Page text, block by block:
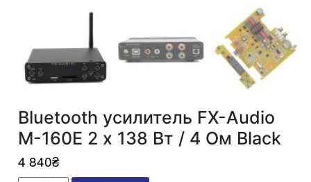
Bluetooth усилитель FX-Audio
M-160E 2 х 138 Вт / 4 Ом Black
4 840₴